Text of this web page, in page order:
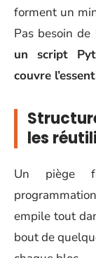
forment un
Pas besoin
un script
couvre
les
Un piège
empile tout
bout de